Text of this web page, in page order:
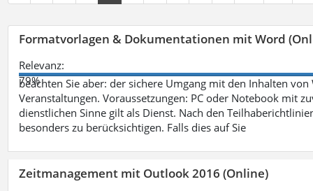
Formatvorlagen & Dokumentationen mit Word
Relevanz:
79%
beachten Sie aber: der sichere Umgang mit den Inhalten
Veranstaltungen. Voraussetzungen: PC oder Notebook mit
dienstlichen Sinne gilt als Dienst. Nach den
besonders zu berücksichtigen. Falls dies auf Sie
Zeitmanagement mit Outlook 2016 (Online)